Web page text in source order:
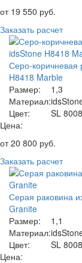
от 19 550 руб.
Заказать расчет
Серо-коричневая
H8418 Marble
Размер:
1,3
Материал:
Цвет:
SL
Цена:
от20 800 руб.
Заказать расчет
Серая раковина
Granite
Размер:
1,1
Материал:
Цвет:
SL
Цена: